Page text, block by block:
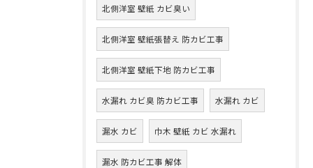
北側洋室 壁紙 カビ臭い
北側洋室 壁紙張替え 防カビ工事
北側洋室 壁紙下地 防カビ工事
水漏れ カビ臭 防カビ工事 水漏れ カビ
漏水 カビ 巾木 壁紙 カビ 水漏れ
漏水 防カビ工事 解体